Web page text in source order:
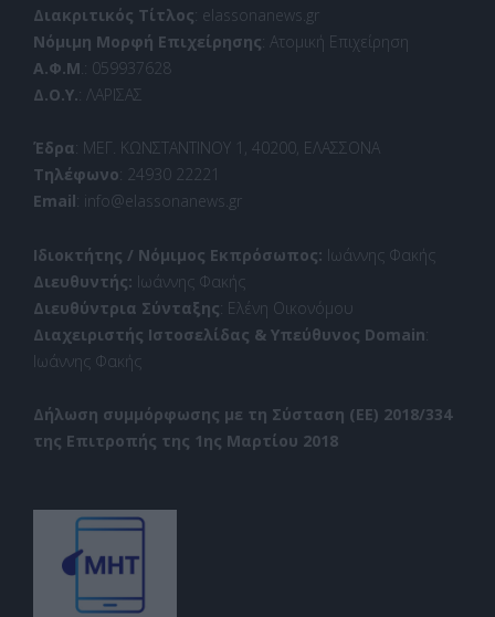
Διακριτικός Τίτλος: elassonanews.gr
Νόμιμη Μορφή Επιχείρησης: Ατομική Επιχείρηση
Α.Φ.Μ .: 059937628
Δ.Ο.Υ.: ΛΑΡΙΣΑΣ
Έδρα: ΜΕΓ. ΚΩΝΣΤΑΝΤΙΝΟΥ 1, 40200, ΕΛΑΣΣΟΝΑ
Τηλέφωνο: 24930 22221
Email: info@elassonanews.gr
Ιδιοκτήτης / Νόμιμος Εκπρόσωπος: Ιωάννης Φακής
Διευθυντής: Ιωάννης Φακής
Διευθύντρια Σύνταξης: Ελένη Οικονόμου
Διαχειριστής Ιστοσελίδας & Υπεύθυνος Domain:
Ιωάννης Φακής
Δήλωση συμμόρφωσης με τη Σύσταση (ΕΕ) 2018/334
της Επιτροπής της 1ης Μαρτίου 2018